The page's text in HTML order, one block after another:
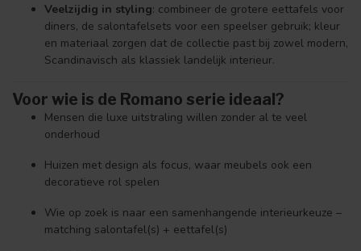
Veelzijdig in styling: combineer de grotere eettafels voor
diners, de salontafelsets voor een speelser gebruik; kleur
en materiaal zorgen dat de collectie past bij zowel modern,
Scandinavisch als klassiek landelijk interieur.
Voor wie is de Romano serie ideaal?
Mensen die luxe uitstraling willen zonder al te veel
onderhoud
Huizen met design als focus, waar meubels ook een
decoratieve rol spelen
Wie op zoek is naar een samenhangende interieurkeuze –
matching salontafel(s) + eettafel(s)